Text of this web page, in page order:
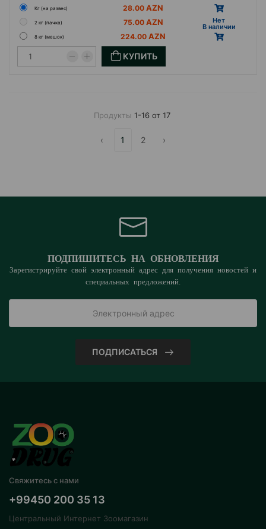
Кг (на развес)
28.00
2 кг (пачка) 75.00 Hет
B наличии
8 кг (мешок) 224.00
КУПИТЬ
Продукты 1-16 от 17
‹ 1 2 ›
ПОДПИШИТЕСЬ НА ОБНОВЛЕНИЯ
Зарегистрируйте свой электронный адрес для получения новостей и
специальных предложений.
ПОДПИСАТЬСЯ
Свяжитесь с нами
+99450 200 35 13
Центральный Интернет Зоомагазин